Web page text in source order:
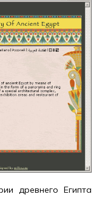
древнего Египта